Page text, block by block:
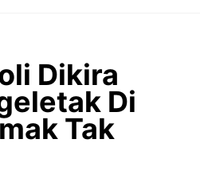
Dikira
Di
Tak